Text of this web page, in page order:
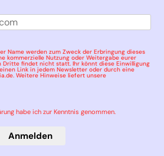
Name werden zum Zweck der Erbringung dieses
kommerzielle Nutzung oder Weitergabe eurer
Dritte findet nicht statt. Ihr könnt diese Einwilligung
Link in jedem Newsletter oder durch eine
Weitere Hinweise liefert unsere
habe ich zur Kenntnis genommen.
Anmelden